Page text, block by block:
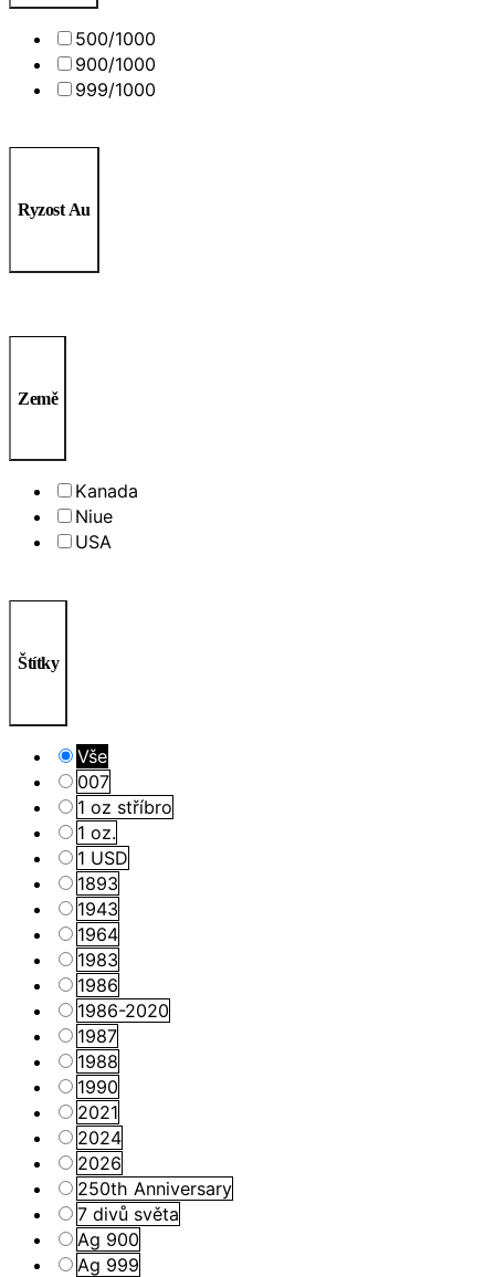
500/1000
900/1000
999/1000
Ryzost Au
Země
Kanada
Niue
USA
Štítky
Vše
007
1 oz stříbro
1 oz.
1 USD
1893
1943
1964
1983
1986
1986-2020
1987
1988
1990
2021
2024
2026
250th Anniversary
7 divů světa
Ag 900
Ag 999